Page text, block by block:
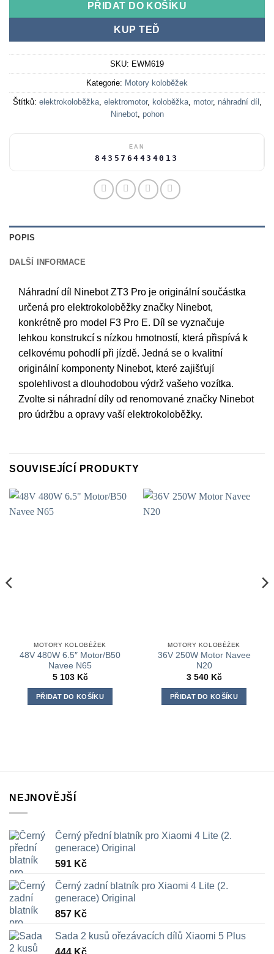
PŘIDAT DO KOŠÍKU
KUP TEĎ
SKU: EWM619
Kategorie: Motory koloběžek
Štítků: elektrokoloběžka, elektromotor, koloběžka, motor, náhradní díl ,
Ninebot, pohon
EAN
8435764434013
POPIS
DALŠÍ INFORMACE
Náhradní díl Ninebot ZT3 Pro je originální součástka
určená pro elektrokoloběžky značky Ninebot,
konkrétně pro model F3 Pro E. Díl se vyznačuje
lehkou konstrukcí s nízkou hmotností, která přispívá k
celkovému pohodlí při jízdě. Jedná se o kvalitní
originální komponenty Ninebot, které zajišťují
spolehlivost a dlouhodobou výdrž vašeho vozítka.
Zvolte si náhradní díly od renomované značky Ninebot
pro údržbu a opravy vaší elektrokoloběžky.
SOUVISEJÍCÍ PRODUKTY
MOTORY KOLOBĚŽEK
48V 480W 6.5″ Motor/B50
Navee N65
5 103 Kč
PŘIDAT DO KOŠÍKU
MOTORY KOLOBĚŽEK
36V 250W Motor Navee
N20
3 540 Kč
PŘIDAT DO KOŠÍKU
NEJNOVĚJŠÍ
Černý přední blatník pro Xiaomi 4 Lite (2.
generace) Original
591 Kč
Černý zadní blatník pro Xiaomi 4 Lite (2.
generace) Original
857 Kč
Sada 2 kusů ořezávacích dílů Xiaomi 5 Plus
444 Kč